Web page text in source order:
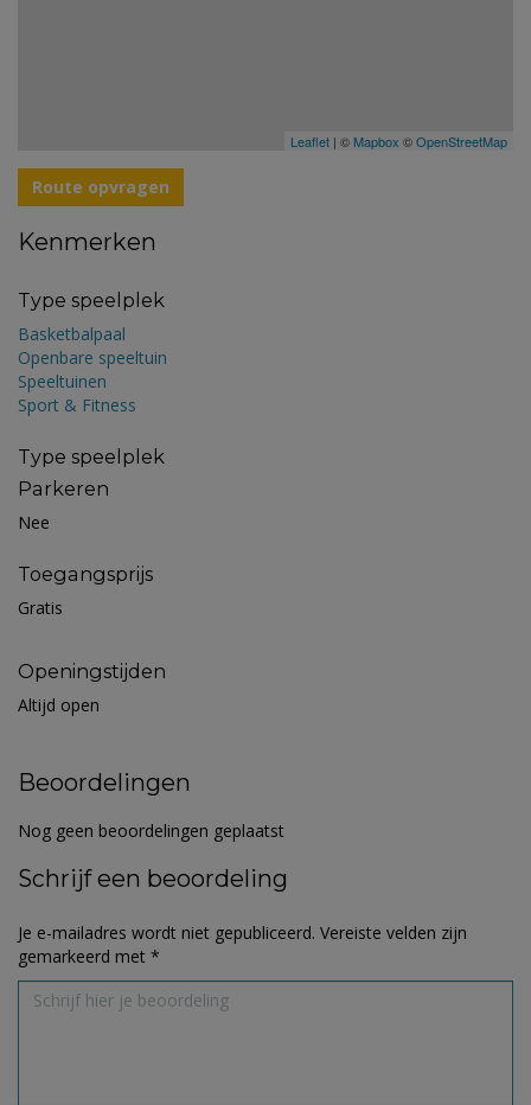
Leaflet | © Mapbox ©OpenStreetMap
Route opvragen
Kenmerken
Type speelplek
Basketbalpaal
Openbare speeltuin
Speeltuinen
Sport & Fitness
Type speelplek
Parkeren
Nee
Toegangsprijs
Gratis
Openingstijden
Altijd open
Beoordelingen
Nog geen beoordelingen geplaatst
Schrijf een beoordeling
Je e-mailadres wordt niet gepubliceerd. Vereiste velden zijn
gemarkeerd met *